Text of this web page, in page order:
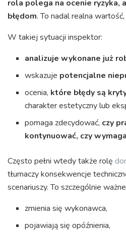
rola polega na ocenie ryzyka,
błędom. To nadal realna
W takiej sytuacji inspektor:
analizuje wykonane już
wskazuje potencjalne
ocenia, które błędy są
charakter estetyczny lub
pomaga zdecydować, czy
kontynuować, czy
Często pełni wtedy także rolę
tłumaczy konsekwencje
scenariuszy. To szczególnie
zmienia się wykonawca,
pojawiają się opóźnienia,